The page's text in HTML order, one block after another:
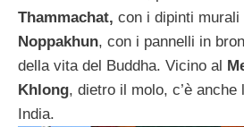
Thammachat, con i dipinti murali
Noppakhun, con i pannelli in
della vita del Buddha. Vicino al
Khlong, dietro il molo, c’è
India.